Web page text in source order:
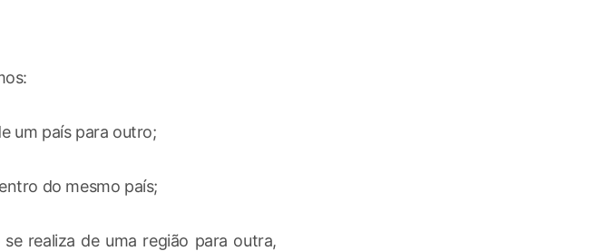
um país para outro;
do mesmo país;
se realiza de uma região para outra,